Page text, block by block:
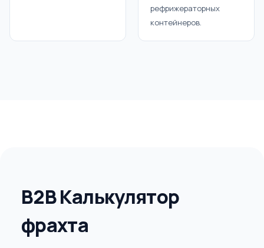
рефрижераторных
контейнеров.
B2B Калькулятор
фрахта